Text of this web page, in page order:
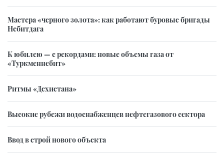
Мастера «черного золота»: как работают буровые бригады
Небитдага
К юбилею — с рекордами: новые объемы газа от
«Туркменнебит»
Ритмы «Дехистана»
Высокие рубежи водоснабженцев нефтегазового сектора
Ввод в строй нового объекта